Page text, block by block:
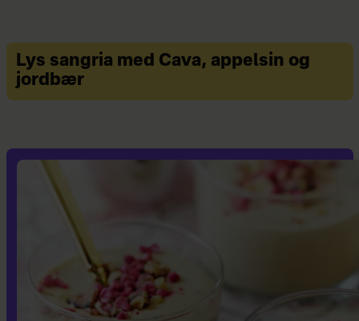
Lys sangria med Cava, appelsin og
jordbær